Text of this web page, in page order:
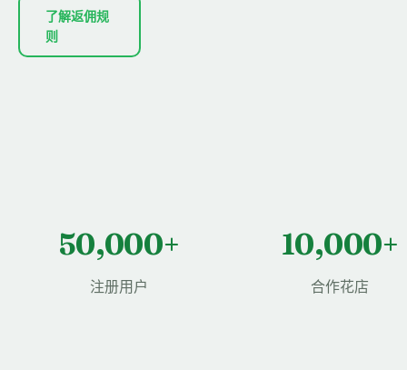
了解返佣规
则
50,000+
注册用户
10,000+
合作花店